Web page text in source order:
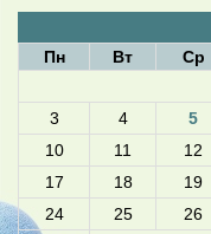
Пн Вт Ср
3
4 5
10
11 12
17
18 19
24
25 26